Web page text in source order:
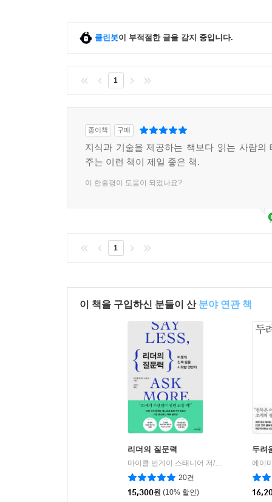
클린봇이 부적절한 글을 감지 중입니다.
1
종이책 구매
지식과 기술을 제공하는 책보다 읽는 사람의
주는 이런 책이 제일 좋은 책.
이 한줄평이 도움이 되었나요?
1
이 책을 구입하신 분들이 산 분야 연관 책
리더의 질문력
마이클 번게이 스태니어 저/김잔디 역
리더
20건
15,300원 (10% 할인)
두려